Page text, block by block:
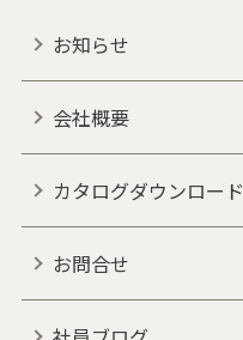
お知らせ
会社概要
カタログダウンロード
お問合せ